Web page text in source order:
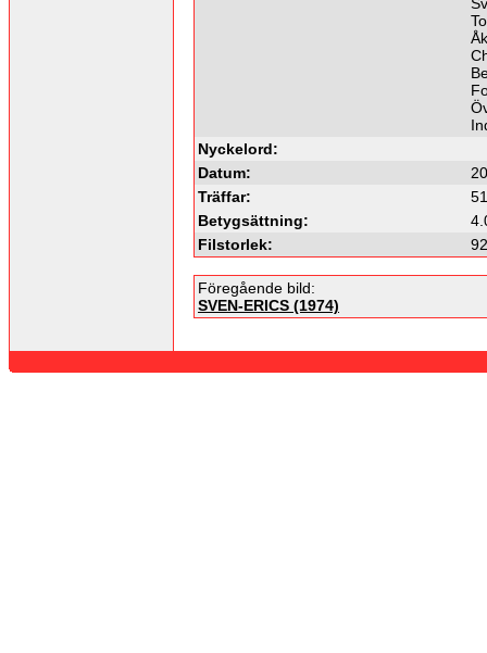
Nyckelord:
Datum:
Träffar:
Betygsättning:
Filstorlek:
Föregående bild:
SVEN-ERICS (1974)